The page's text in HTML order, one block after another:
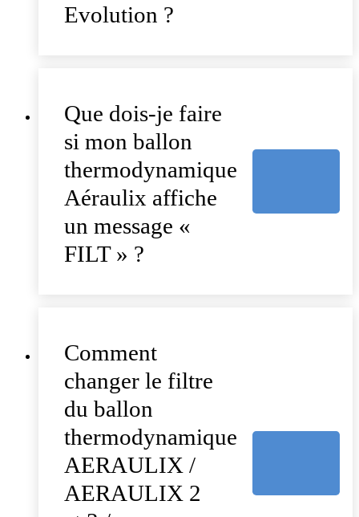
Evolution ?
Que dois-je faire
si mon ballon
thermodynamique
Aéraulix affiche
un message «
FILT » ?
Comment
changer le filtre
du ballon
thermodynamique
AERAULIX /
AERAULIX 2